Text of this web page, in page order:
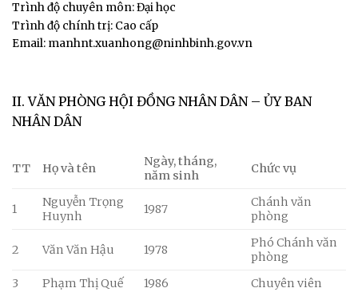
Trình độ chuyên môn: Đại học
Trình độ chính trị: Cao cấp
Email: manhnt.xuanhong@ninhbinh.gov.vn
II. VĂN PHÒNG HỘI ĐỒNG NHÂN DÂN – ỦY BAN
NHÂN DÂN
TT Họ và tên
Ngày, tháng,
năm sinh
Chức vụ
1
Nguyễn Trọng
Huynh
1987
Chánh văn
phòng
2 Văn Văn Hậu 1978
Phó Chánh văn
phòng
3
Phạm Thị Quế 1986 Chuyên viên